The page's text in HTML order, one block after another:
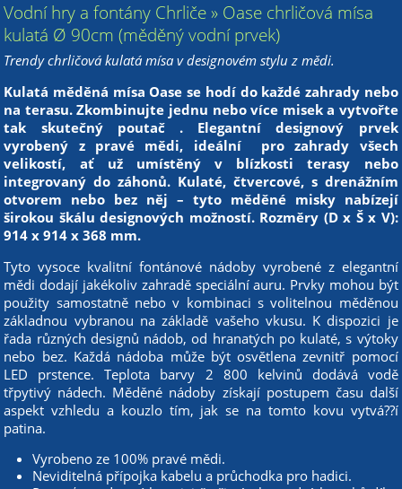
Vodní hry a fontány Chrliče » Oase chrličová mísa
kulatá Ø 90cm (měděný vodní prvek)
Trendy chrličová kulatá mísa v designovém stylu z mědi.
Kulatá měděná mísa Oase se hodí do každé zahrady nebo
na terasu. Zkombinujte jednu nebo více misek a vytvořte
tak skutečný poutač . Elegantní designový prvek
vyrobený z pravé mědi, ideální pro zahrady všech
velikostí, ať už umístěný v blízkosti terasy nebo
integrovaný do záhonů. Kulaté, čtvercové, s drenážním
otvorem nebo bez něj – tyto měděné misky nabízejí
širokou škálu designových možností. Rozměry (D x Š x V):
914 x 914 x 368 mm.
Tyto vysoce kvalitní fontánové nádoby vyrobené z elegantní
mědi dodají jakékoliv zahradě speciální auru. Prvky mohou být
použity samostatně nebo v kombinaci s volitelnou měděnou
základnou vybranou na základě vašeho vkusu. K dispozici je
řada různých designů nádob, od hranatých po kulaté, s výtoky
nebo bez. Každá nádoba může být osvětlena zevnitř pomocí
LED prstence. Teplota barvy 2 800 kelvinů dodává vodě
třpytivý nádech. Měděné nádoby získají postupem času další
aspekt vzhledu a kouzlo tím, jak se na tomto kovu vytvá??í
patina.
Vyrobeno ze 100% pravé mědi.
Neviditelná přípojka kabelu a průchodka pro hadici.